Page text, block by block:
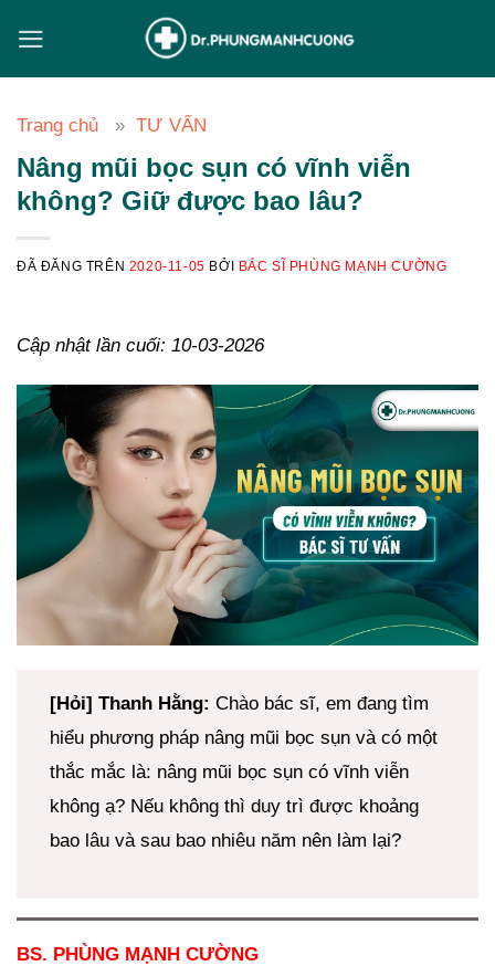
đến
nội
Trang chủ
TƯ VẤN
Nâng mũi bọc sụn có vĩnh viễn
không? Giữ được bao lâu?
ĐÃ ĐĂNG TRÊN 2020-11-05 BỞI BÁC SĨ PHÙNG MẠNH CƯỜNG
Cập nhật lần cuối: 10-03-2026
[Hỏi] Thanh Hằng: Chào bác sĩ, em đang tìm
hiểu phương pháp nâng mũi bọc sụn và có một
thắc mắc là: nâng mũi bọc sụn có vĩnh viễn
không ạ? Nếu không thì duy trì được khoảng
bao lâu và sau bao nhiêu năm nên làm lại?
BS. PHÙNG MẠNH CƯỜNG